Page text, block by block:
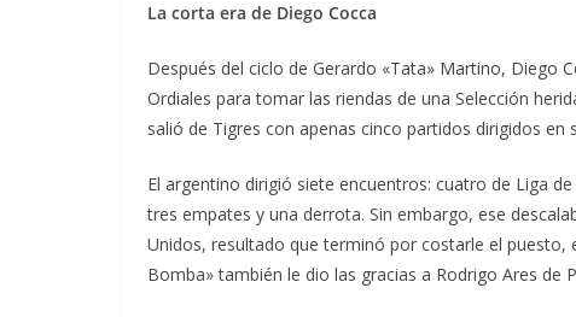
La corta era de Diego Cocca
Después del ciclo de Gerardo «Tata» Martino, Diego
Ordiales para tomar las riendas de una Selección
salió de Tigres con apenas cinco partidos dirigidos
El argentino dirigió siete encuentros: cuatro de Liga
tres empates y una derrota. Sin embargo, ese
Unidos, resultado que terminó por costarle el puesto,
Bomba» también le dio las gracias a Rodrigo Ares de